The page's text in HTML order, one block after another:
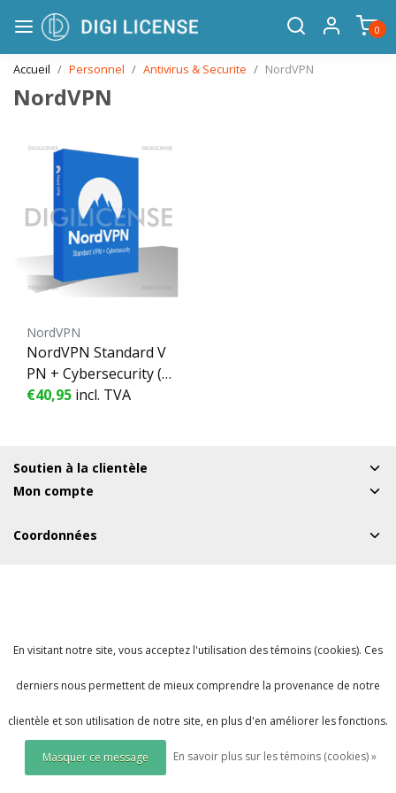
0
Accueil Personnel Antivirus & Securite NordVPN
NordVPN
NordVPN
NordVPN Standard V
PN + Cybersecurity (6
Device - 1 Year) ESD -
€40,95 incl. TVA
Soutien à la clientèle
Mon compte
Coordonnées
En visitant notre site, vous acceptez l'utilisation des témoins (cookies). Ces
derniers nous permettent de mieux comprendre la provenance de notre
clientèle et son utilisation de notre site, en plus d'en améliorer les fonctions.
Masquer ce message En savoir plus sur les témoins (cookies) »